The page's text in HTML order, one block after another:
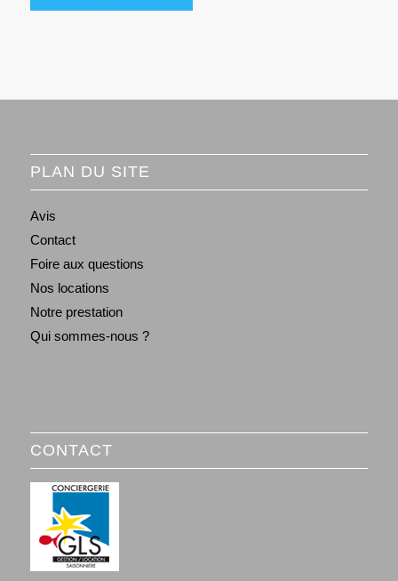
PLAN DU SITE
Avis
Contact
Foire aux questions
Nos locations
Notre prestation
Qui sommes-nous ?
CONTACT